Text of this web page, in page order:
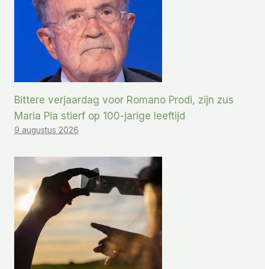
Bittere verjaardag voor Romano Prodi, zijn zus
Maria Pia stierf op 100-jarige leeftijd
9 augustus 2026